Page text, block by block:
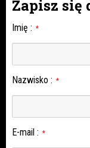
Zapisz się
Imię : *
Nazwisko : *
E-mail : *